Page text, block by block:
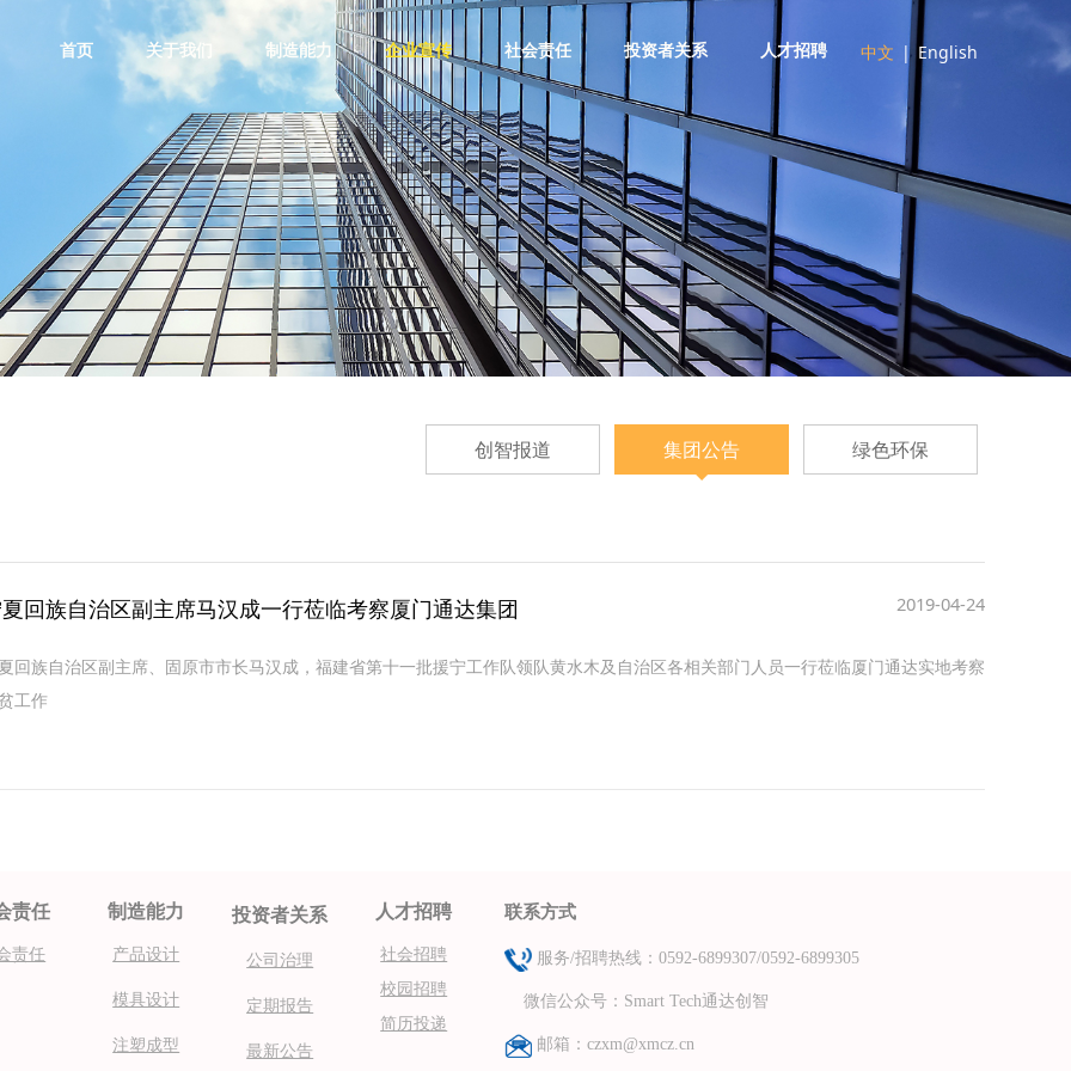
中文 | English
首页 关于我们 制造能力 企业宣传 社会责任 投资者关系 人才招聘
创智报道 集团公告 绿色环保
回族自治区副主席马汉成一行莅临考察厦门通达集团 2019-04-24
回族自治区副主席、固原市市长马汉成，福建省第十一批援宁工作队领队黄水木及自治区各相关部门人员一行莅临厦门通达实地考察
工作
责任
责任
制造能力
产品设计
模具设计
注塑成型
投资者关系
公司治理
定期报告
最新公告
人才招聘
社会招聘
校园招聘
简历投递
联系方式
服务/招聘热线：0592-6899307/0592-6899305
微信公众号：Smart Tech通达创智
邮箱：czxm@xmcz.cn